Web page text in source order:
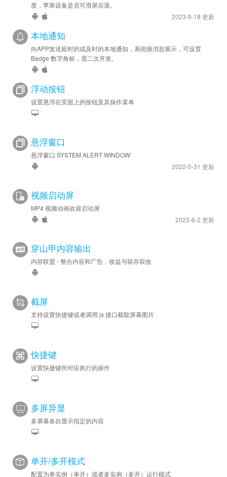
度，苹果设备是否可滑屏后退。
2023-9-18 更新
本地通知
向APP发送延时的或及时的本地通知，系统级消息展示，可设置
Badge 数字角标，需二次开发。
浮动按钮
设置悬浮在页面上的按钮及其操作菜单
悬浮窗口
悬浮窗口 SYSTEM ALERT WINDOW
2022-5-31 更新
视频启动屏
MP4 视频动画欢迎启动屏
2023-6-2 更新
穿山甲内容输出
内容联盟 - 整合内容和广告，收益与留存双收
截屏
支持设置快捷键或者调用 js 接口截取屏幕图片
快捷键
设置快捷键所对应执行的操作
多屏异显
多屏幕各自显示指定的内容
单开/多开模式
配置为单实例（单开）或者多实例（多开）运行模式